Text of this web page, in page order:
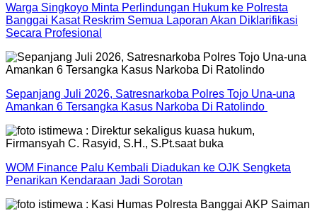
Warga Singkoyo Minta Perlindungan Hukum ke Polresta
Banggai Kasat Reskrim Semua Laporan Akan Diklarifikasi
Secara Profesional
Sepanjang Juli 2026, Satresnarkoba Polres Tojo Una-una
Amankan 6 Tersangka Kasus Narkoba Di Ratolindo
WOM Finance Palu Kembali Diadukan ke OJK Sengketa
Penarikan Kendaraan Jadi Sorotan